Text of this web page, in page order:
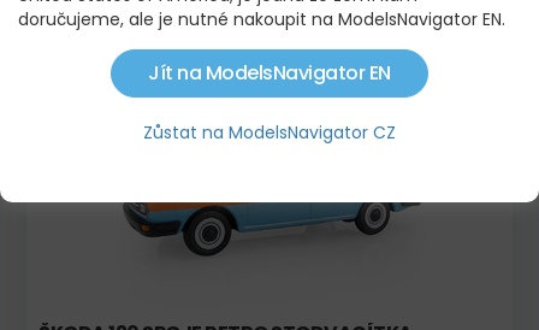
595,00 KČ
Skladem
doručujeme, ale je nutné nakoupit na ModelsNavigator EN.
Jít na ModelsNavigator EN
Zůstat na ModelsNavigator CZ